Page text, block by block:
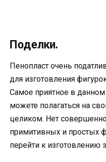
Поделки.
Пенопласт очень
для изготовления
Самое приятное в
можете полагаться на
целиком. Нет
примитивных и простых
перейти к изготовлению